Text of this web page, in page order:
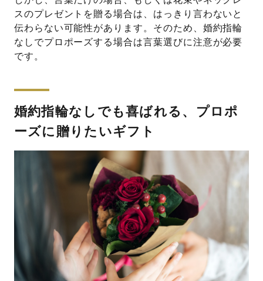
スのプレゼントを贈る場合は、はっきり言わないと
伝わらない可能性があります。そのため、婚約指輪
なしでプロポーズする場合は言葉選びに注意が必要
です。
婚約指輪なしでも喜ばれる、プロポ
ーズに贈りたいギフト